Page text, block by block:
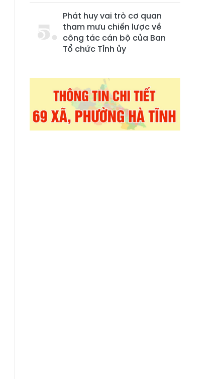
Phát huy vai trò cơ quan
tham mưu chiến lược về
công tác cán bộ của Ban
Tổ chức Tỉnh ủy